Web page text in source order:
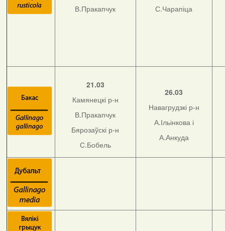
В.Пракапчук
С.Чарапіца
21.03
Камянецкі р-н
В.Пракапчук
Бярозаўскі р-н
С.Бобель
26.03
Навагрудзкі р-н
А.Ільінкова і
А.Анкуда